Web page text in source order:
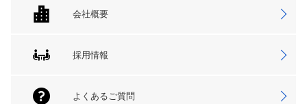
会社概要
採用情報
よくあるご質問